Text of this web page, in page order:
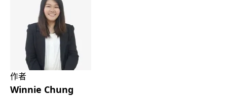
作者
Winnie Chung